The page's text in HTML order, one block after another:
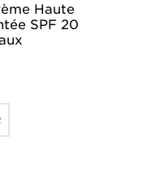
Haute
SPF 20